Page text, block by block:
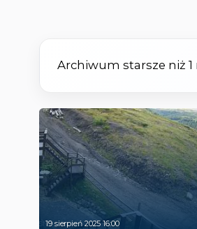
Archiwum starsze niż
19 sierpień 2025 16:00